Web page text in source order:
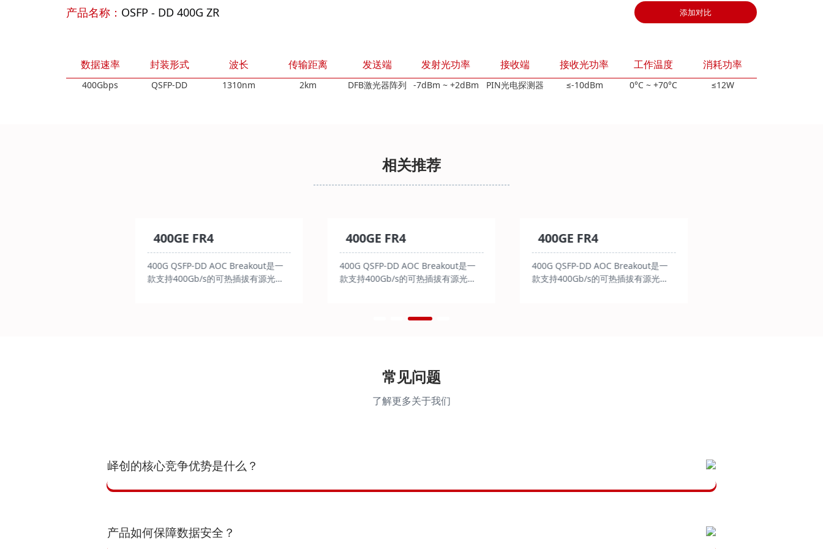
产品名称： OSFP - DD 400G ZR 添加对比
数据速率
400Gbps
封装形式
QSFP-DD
波长
1310nm
传输距离
2km
发送端
DFB激光器阵列
发射光功率
-7dBm ~ +2dBm
接收端
PIN光电探测器
接收光功率
≤-10dBm
工作温度
0°C ~ +70°C
消耗功率
≤12W
相关推荐
400GE FR4
400G QSFP-DD AOC Breakout是一
款支持400Gb/s的可热插拔有源光
400GE FR4
400G QSFP-DD AOC Breakout是一
款支持400Gb/s的可热插拔有源光
400GE FR4
400G QSFP-DD AOC Breakout是一
款支持400Gb/s的可热插拔有源光
常见问题
了解更多关于我们
峄创的核心竞争优势是什么？
产品如何保障数据安全？